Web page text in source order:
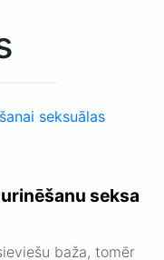
seksa
baža, tomēr